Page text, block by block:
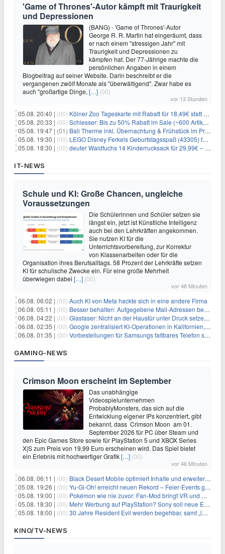
'Game of Thrones'-Autor kämpft mit Traurigkeit
und Depressionen
(BANG) - 'Game of Thrones'-Autor
George R. R. Martin hat eingeräumt, dass
er nach einem "stressigen Jahr" mit
Traurigkeit und Depressionen zu
kämpfen hat. Der 77-Jährige machte die
persönlichen Angaben in einem
Blogbeitrag auf seiner Website. Darin beschreibt er die
vergangenen zwölf Monate als "überwältigend". Zwar habe es
auch "großartige Dinge, […] (00)
vor 13 Stunden
05.08. 20:40 | (00) Kölner Zoo Tageskarte mit Rabatt für 18,49€ statt 29,50€ – einlösbar bis Dezember
05.08. 20:33 | (00) Schiesser: Bis zu 50% Rabatt im Sale (~600 Artikel zur Auswahl)
05.08. 19:47 | (01) Bali Therme inkl. Übernachtung & Frühstück im Premium Hotel (Bad Oeynhausen) ab 89€ p.P.
05.08. 19:30 | (00) LEGO Disney Ferkels Geburtstagsspaß (43305) für 29,10€
05.08. 18:30 | (00) deuter Waldfuchs 14 Kinderrucksack für 29,99€ – Amber-maple
IT-NEWS
Schule und KI: Große Chancen, ungleiche
Voraussetzungen
Die Schülerinnen und Schüler setzen sie
längst ein, jetzt ist Künstliche Intelligenz
auch bei den Lehrkräften angekommen.
Sie nutzen KI für die
Unterrichtsvorbereitung, zur Korrektur
von Klassenarbeiten oder für die
Organisation ihres Berufsalltags. 58 Prozent der Lehrkräfte setzen
KI für schulische Zwecke ein. Für eine große Mehrheit
überwiegen dabei […] (00)
vor 48 Minuten
06.08. 06:02 | (00) Auch KI von Meta hackte sich in eine andere Firma
06.08. 05:11 | (00) Besser behalten: Aufgegebene Mail-Adressen bergen Gefahren
06.08. 04:22 | (00) Glasfaser: Nicht an der Haustür unter Druck setzen lassen
06.08. 02:35 | (00) Google zentralisiert KI-Operationen in Kalifornien, um Rivale Anthropic und OpenAI zu überholen
06.08. 01:35 | (00) Vorbestellungen für Samsungs faltbares Telefon steigen um 30 % in einem wettbewerbsintensiven Markt
GAMING-NEWS
Crimson Moon erscheint im September
Das unabhängige
Videospielunternehmen
ProbablyMonsters, das sich auf die
Entwicklung eigener IPs konzentriert, gibt
bekannt, dass Crimson Moon am 01.
September 2026 für PC über Steam und
den Epic Games Store sowie für PlayStation 5 und XBOX Series
X|S zum Preis von 19,99 Euro erscheinen wird. Das Spiel bietet
ein Erlebnis mit hochwertiger Grafik[…] (00)
vor 46 Minuten
06.08. 06:11 | (00) Black Desert Mobile optimiert Inhalte und erweitert Treasure Access
05.08. 19:26 | (00) Yu‑Gi‑Oh! erreicht neuen Rekord – Feier‑Events gestartet
05.08. 19:00 | (00) Pokémon wie nie zuvor: Fan-Mod bringt VR und Ego-Perspektive nach Kanto
05.08. 18:30 | (00) Mehr Werbung auf PlayStation? Sony soll neue Einnahmequellen prüfen
05.08. 18:00 | (00) 30 Jahre Resident Evil werden begehbar, samt „lebensgroßem Leon“
KINO/TV-NEWS